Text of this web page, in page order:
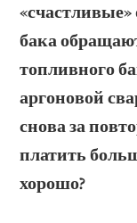
бака
топливного
аргоновой
снова за
платить
хорошо?